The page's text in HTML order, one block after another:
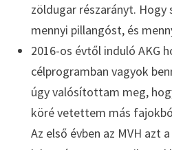
zöldugar részarányt. Hogy
mennyi pillangóst, és
2016-os évtől induló AKG
célprogramban vagyok
úgy valósítottam meg,
köré vetettem más
Az első évben az MVH azt